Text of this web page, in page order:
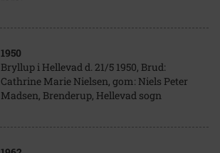
1950
Bryllup i Hellevad d. 21/5 1950, Brud:
Cathrine Marie Nielsen, gom: Niels Peter
Madsen, Brenderup, Hellevad sogn